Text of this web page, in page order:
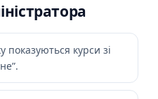
показуються курси зі